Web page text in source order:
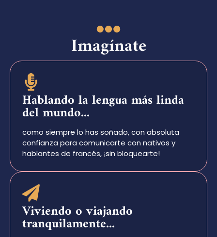
Imagínate
Hablando la lengua más linda
del mundo...
como siempre lo has soñado, con absoluta
confianza para comunicarte con nativos y
hablantes de francés, ¡sin bloquearte!
Viviendo o viajando
tranquilamente...